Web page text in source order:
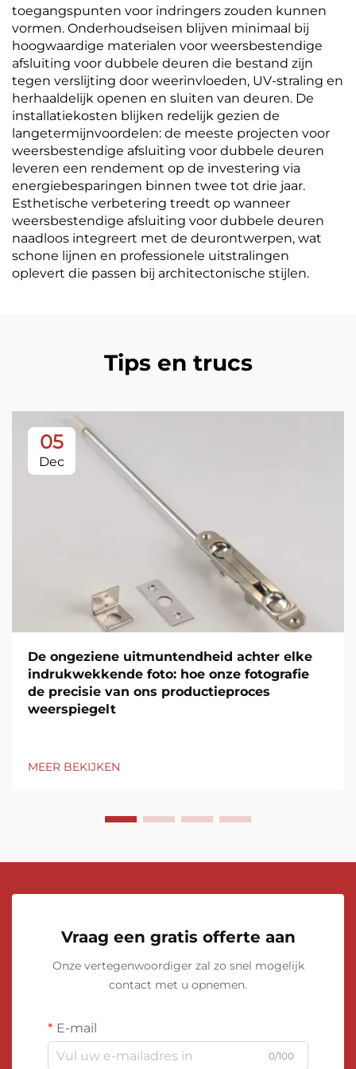
toegangspunten voor indringers zouden kunnen
vormen. Onderhoudseisen blijven minimaal bij
hoogwaardige materialen voor weersbestendige
afsluiting voor dubbele deuren die bestand zijn
tegen verslijting door weerinvloeden, UV-straling en
herhaaldelijk openen en sluiten van deuren. De
installatiekosten blijken redelijk gezien de
langetermijnvoordelen: de meeste projecten voor
weersbestendige afsluiting voor dubbele deuren
leveren een rendement op de investering via
energiebesparingen binnen twee tot drie jaar.
Esthetische verbetering treedt op wanneer
weersbestendige afsluiting voor dubbele deuren
naadloos integreert met de deurontwerpen, wat
schone lijnen en professionele uitstralingen
oplevert die passen bij architectonische stijlen.
Tips en trucs
05
Dec
De ongeziene uitmuntendheid achter elke
indrukwekkende foto: hoe onze fotografie
de precisie van ons productieproces
weerspiegelt
MEER BEKIJKEN
Vraag een gratis offerte aan
Onze vertegenwoordiger zal zo snel mogelijk
contact met u opnemen.
E-mail
0/100